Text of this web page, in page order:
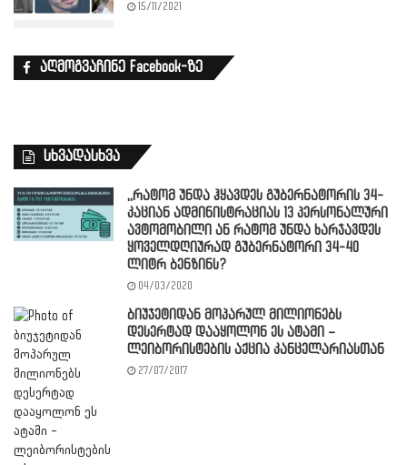
15/11/2021
აღმოგვაჩინე Facebook-ზე
სხვადასხვა
,,რატომ უნდა ჰყავდეს გუბერნატორის 34-
კაციან ადმინისტრაციას 13 პერსონალური
ავტომობილი ან რატომ უნდა ხარჯავდეს
ყოველდღიურად გუბერნატორი 34-40
ლიტრ ბენზინს?
04/03/2020
ბიუჯეტიდან მოპარულ მილიონებს
დესერტად დააყოლონ ეს ატამი –
ლეიბორისტების აქცია კანცელარიასთან
27/07/2017